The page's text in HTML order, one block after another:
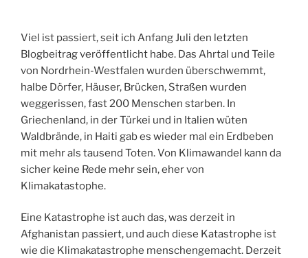
Viel ist passiert, seit ich Anfang Juli den letzten
Blogbeitrag veröffentlicht habe. Das Ahrtal und Teile
von Nordrhein-Westfalen wurden überschwemmt,
halbe Dörfer, Häuser, Brücken, Straßen wurden
weggerissen, fast 200 Menschen starben. In
Griechenland, in der Türkei und in Italien wüten
Waldbrände, in Haiti gab es wieder mal ein Erdbeben
mit mehr als tausend Toten. Von Klimawandel kann da
sicher keine Rede mehr sein, eher von
Klimakatastophe.
Eine Katastrophe ist auch das, was derzeit in
Afghanistan passiert, und auch diese Katastrophe ist
wie die Klimakatastrophe menschengemacht. Derzeit